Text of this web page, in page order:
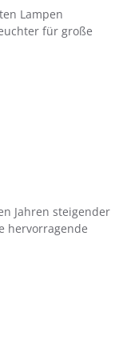
Lampen
für große
Jahren steigender
hervorragende